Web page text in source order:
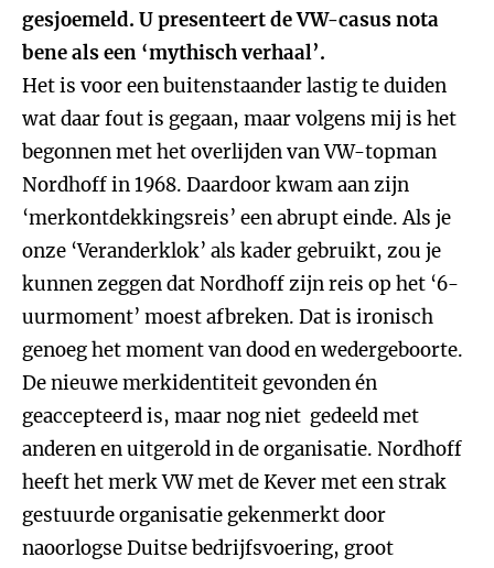
gesjoemeld. U presenteert de VW-casus nota
bene als een ‘mythisch verhaal’.
Het is voor een buitenstaander lastig te duiden
wat daar fout is gegaan, maar volgens mij is het
begonnen met het overlijden van VW-topman
Nordhoff in 1968. Daardoor kwam aan zijn
‘merkontdekkingsreis’ een abrupt einde. Als je
onze ‘Veranderklok’ als kader gebruikt, zou je
kunnen zeggen dat Nordhoff zijn reis op het ‘6-
uurmoment’ moest afbreken. Dat is ironisch
genoeg het moment van dood en wedergeboorte.
De nieuwe merkidentiteit gevonden én
geaccepteerd is, maar nog niet gedeeld met
anderen en uitgerold in de organisatie. Nordhoff
heeft het merk VW met de Kever met een strak
gestuurde organisatie gekenmerkt door
naoorlogse Duitse bedrijfsvoering, groot